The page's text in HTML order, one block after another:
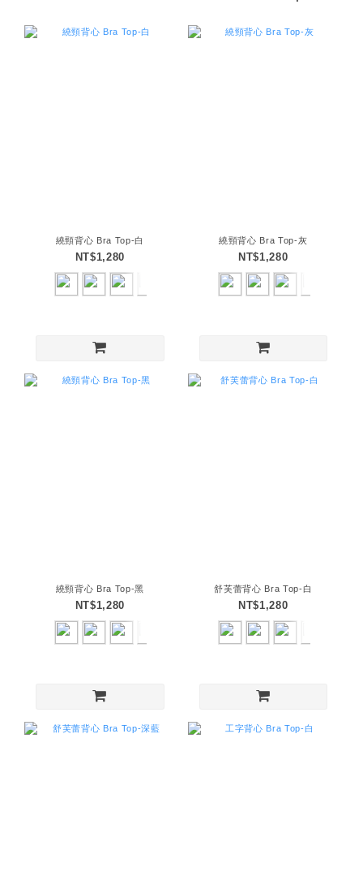
繞頸背心 Bra Top-白
NT$1,280
繞頸背心 Bra Top-灰
NT$1,280
繞頸背心 Bra Top-黑
NT$1,280
舒芙蕾背心 Bra Top-白
NT$1,280